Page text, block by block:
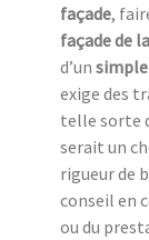
façade,
façade de
d’un
exige des
telle sorte
serait un
rigueur de
conseil en
ou du